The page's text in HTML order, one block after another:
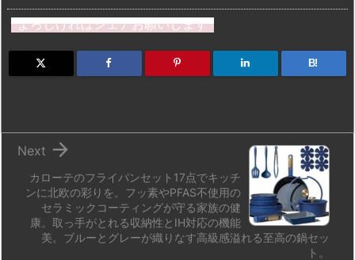
st
o
d
e
s
k
e
a
d
m
bl
r
b
o
ar
n
dr
o
よろしければシェアお願いします
B!
カローテのフライパンセット17点でキッチ
ンに北欧の彩りを。フッ素やPFAS不使用の
セラミックコーティングが守る家族の健
康。取っ手がとれる収納性とIH対応の機能
美。ブルーとグレーが織りなす高級感溢れる至高の鍋セッ
ト。

Next